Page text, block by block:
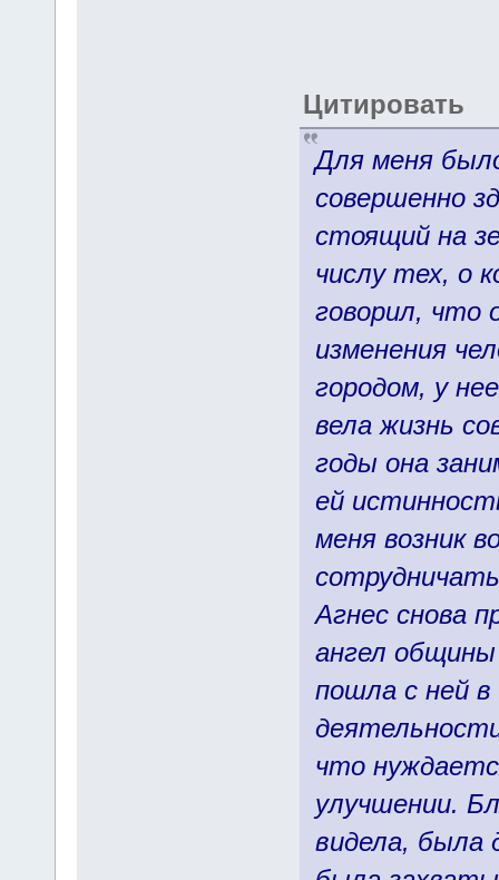
Цитировать
Для меня
совершенно
стоящий на
числу тех, о
говорил, что
изменения
городом, у
вела жизнь
годы она
ей
меня возник
Агнес снова
ангел
пошла с ней в
что
улучшении.
видела, была